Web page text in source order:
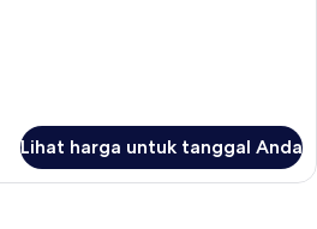
Lihat harga untuk tanggal Anda